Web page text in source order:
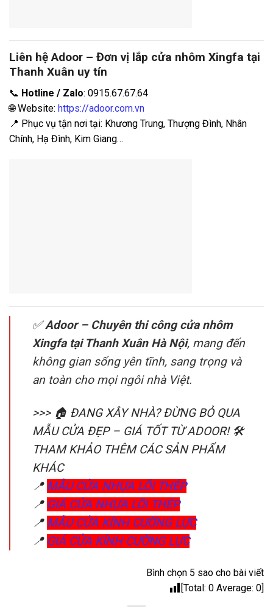
Liên hệ Adoor – Đơn vị lắp cửa nhôm Xingfa tại
Thanh Xuân uy tín
📞 Hotline / Zalo: 0915.67.67.64
🌐 Website: https://adoor.com.vn
📍 Phục vụ tận nơi tại: Khương Trung, Thượng Đình, Nhân
Chính, Hạ Đình, Kim Giang…
✅Adoor – Chuyên thi công cửa nhôm
Xingfa tại Thanh Xuân Hà Nội, mang đến
không gian sống yên tĩnh, sang trọng và
an toàn cho mọi ngôi nhà Việt.
>>> 🏠 ĐANG XÂY NHÀ? ĐỪNG BỎ QUA
MẪU CỬA ĐẸP – GIÁ TỐT TỪ ADOOR! 🛠️
THAM KHẢO THÊM CÁC SẢN PHẨM
KHÁC
📍 MẪU CỬA NHỰA LÕI THÉP
📍 GIÁ CỬA NHỰA LÕI THÉP
📍 MẪU CỬA KÍNH CƯỜNG LỰC
📍 GIÁ CỬA KÍNH CƯỜNG LỰC
Bình chọn 5 sao cho bài viết
[Total: 0 Average: 0